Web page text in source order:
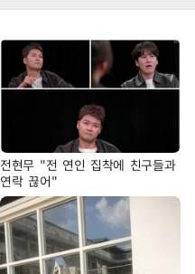
전현무 "전 연인 집착에 친구들과
연락 끊어"